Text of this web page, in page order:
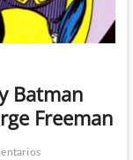
Batman
Freeman